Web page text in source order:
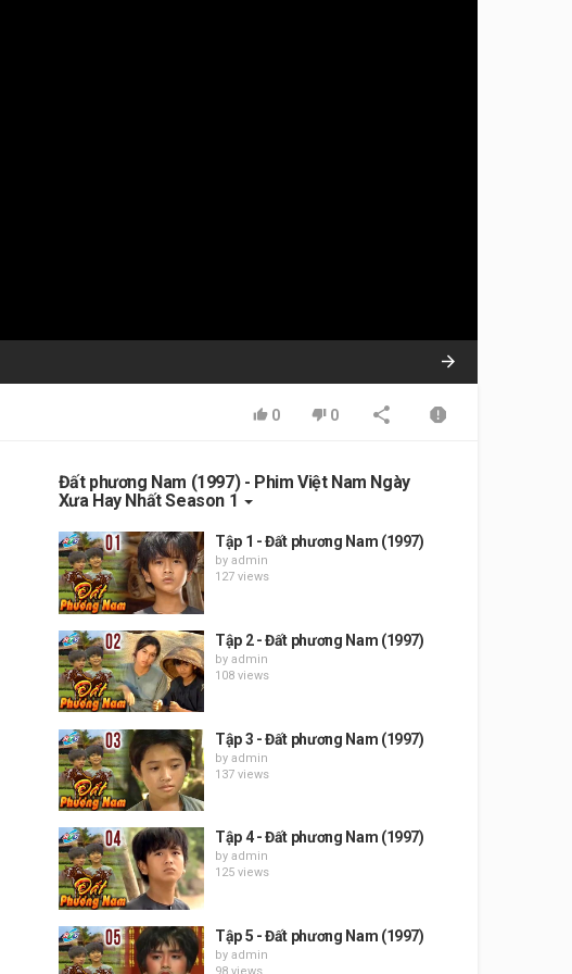
0 0
Đất phương Nam (1997) - Phim Việt Nam Ngày
Xưa Hay Nhất Season 1
Tập 1 - Đất phương Nam (1997)
by admin
127 views
Tập 2 - Đất phương Nam (1997)
by admin
108 views
Tập 3 - Đất phương Nam (1997)
by admin
137 views
Tập 4 - Đất phương Nam (1997)
by admin
125 views
Tập 5 - Đất phương Nam (1997)
by admin